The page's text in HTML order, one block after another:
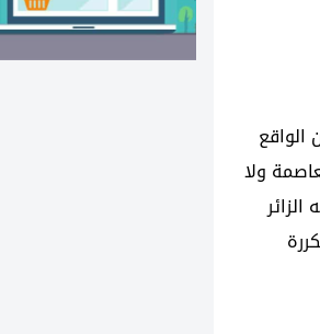
الواقع
ولا